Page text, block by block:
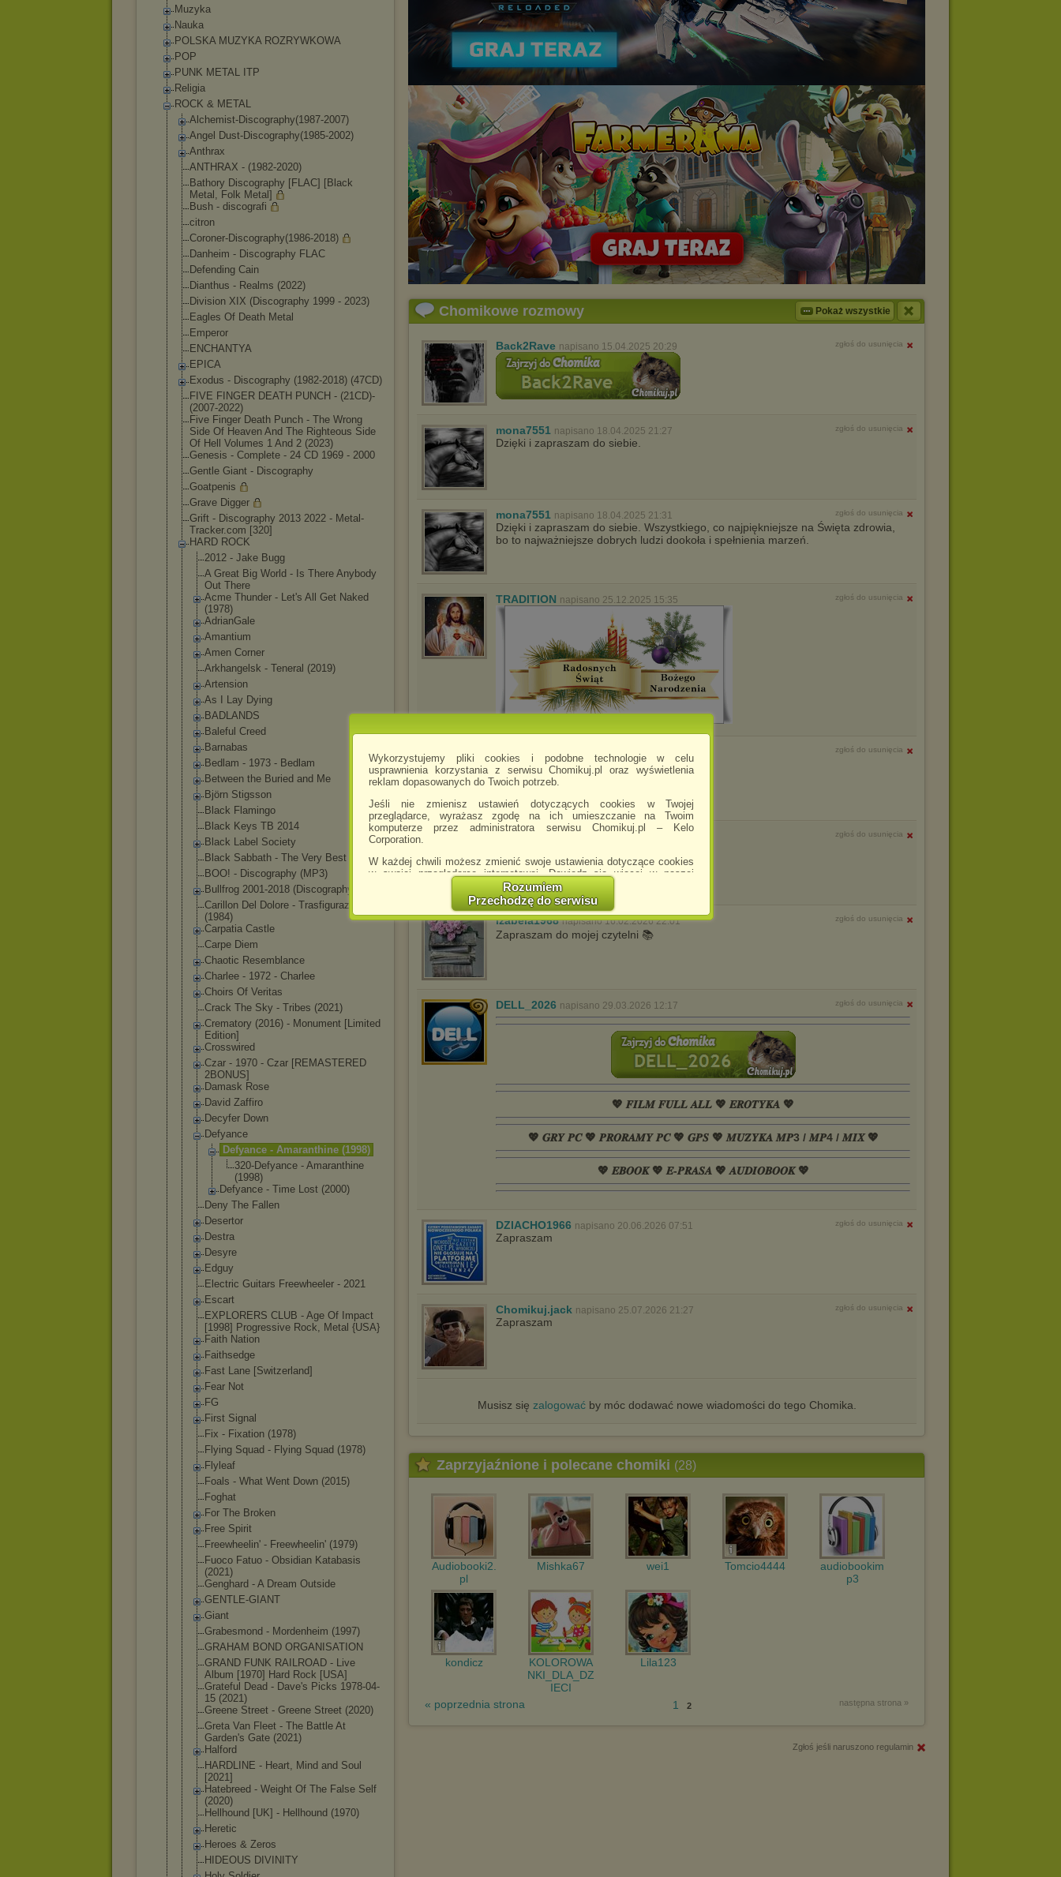
Wykorzystujemy pliki cookies i podobne technologie w celu
usprawnienia korzystania z serwisu Chomikuj.pl oraz wyświetlenia
reklam dopasowanych do Twoich potrzeb.
Jeśli nie zmienisz ustawień dotyczących cookies w Twojej
przeglądarce, wyrażasz zgodę na ich umieszczanie na Twoim
komputerze przez administratora serwisu Chomikuj.pl – Kelo
Corporation.
W każdej chwili możesz zmienić swoje ustawienia dotyczące cookies
w swojej przeglądarce internetowej. Dowiedz się więcej w naszej
http://chomikuj.pl/PolitykaPrywatnosci.aspx
Jednocześnie informujemy że zmiana ustawień przeglądarki może
spowodować ograniczenie korzystania ze strony Chomikuj.pl.
W przypadku braku twojej zgody na akceptację cookies niestety
prosimy o opuszczenie serwisu chomikuj.pl.
Wykorzystanie plików cookies
marketingowych).
Wyrażenie sprzeciwu spowoduje, że wyświetlana Ci reklama nie
będzie dopasowana do Twoich preferencji, a będzie to reklama
wyświetlona przypadkowo.
Istnieje możliwość zmiany ustawień przeglądarki internetowej w
sposób uniemożliwiający przechowywanie plików cookies na
urządzeniu końcowym. Można również usunąć pliki cookies,
dokonując odpowiednich zmian w ustawieniach przeglądarki
Pełną informację na ten temat znajdziesz pod adresem
http://chomikuj.pl/PolitykaPrywatnosci.aspx.
Rozumiem
Przechodzę do serwisu
Muzyka
Nauka
POLSKA MUZYKA ROZRYWKOWA
POP
PUNK METAL ITP
Religia
ROCK & METAL
Alchemist-Discography(1987-2007)
Angel Dust-Discography(1985-2002)
Anthrax
ANTHRAX - (1982-2020)
Bathory Discography [FLAC] [Black
Metal, Folk Metal]
Bush - discografi
citron
Coroner-Discography(1986-2018)
Danheim - Discography FLAC
Defending Cain
Dianthus - Realms (2022)
Division XIX (Discography 1999 - 2023)
Eagles Of Death Metal
Emperor
ENCHANTYA
EPICA
Exodus - Discography (1982-2018) (47CD)
FIVE FINGER DEATH PUNCH - (21CD)-
(2007-2022)
Five Finger Death Punch - The Wrong
Side Of Heaven And The Righteous Side
Of Hell Volumes 1 And 2 (2023)
Genesis - Complete - 24 CD 1969 - 2000
Gentle Giant - Discography
Goatpenis
Grave Digger
Grift - Discography 2013 2022 - Metal-
Tracker.com [320]
HARD ROCK
2012 - Jake Bugg
A Great Big World - Is There Anybody
Out There
Acme Thunder - Let's All Get Naked
(1978)
AdrianGale
Amantium
Amen Corner
Arkhangelsk - Teneral (2019)
Artension
As I Lay Dying
BADLANDS
Baleful Creed
Barnabas
Bedlam - 1973 - Bedlam
Between the Buried and Me
Björn Stigsson
Black Flamingo
Black Keys TB 2014
Black Label Society
Black Sabbath - The Very Best Of
BOO! - Discography (MP3)
Bullfrog 2001-2018 (Discography)
Carillon Del Dolore - Trasfiguraz
(1984)
Carpatia Castle
Carpe Diem
Chaotic Resemblance
Charlee - 1972 - Charlee
Choirs Of Veritas
Crack The Sky - Tribes (2021)
Crematory (2016) - Monument [Limited
Edition]
Crosswired
Czar - 1970 - Czar [REMASTERED
2BONUS]
Damask Rose
David Zaffiro
Decyfer Down
Defyance
Defyance - Amaranthine (1998)
320-Defyance - Amaranthine
(1998)
Defyance - Time Lost (2000)
Deny The Fallen
Desertor
Destra
Desyre
Edguy
Electric Guitars Freewheeler - 2021
Escart
EXPLORERS CLUB - Age Of Impact
[1998] Progressive Rock, Metal {USA}
Faith Nation
Faithsedge
Fast Lane [Switzerland]
Fear Not
FG
First Signal
Fix - Fixation (1978)
Flying Squad - Flying Squad (1978)
Flyleaf
Foals - What Went Down (2015)
Foghat
For The Broken
Free Spirit
Freewheelin' - Freewheelin' (1979)
Fuoco Fatuo - Obsidian Katabasis
(2021)
Genghard - A Dream Outside
GENTLE-GIANT
Giant
Grabesmond - Mordenheim (1997)
GRAHAM BOND ORGANISATION
GRAND FUNK RAILROAD - Live
Album [1970] Hard Rock [USA]
Grateful Dead - Dave's Picks 1978-04-
15 (2021)
Greene Street - Greene Street (2020)
Greta Van Fleet - The Battle At
Garden's Gate (2021)
Halford
HARDLINE - Heart, Mind and Soul
[2021]
Hatebreed - Weight Of The False Self
(2020)
Hellhound [UK] - Hellhound (1970)
Heretic
Heroes & Zeros
HIDEOUS DIVINITY
Chomikowe rozmowy Pokaż wszystkie
Back2Rave napisano 15.04.2025 20:29 zgłoś do usunięcia
mona7551 napisano 18.04.2025 21:27 zgłoś do usunięcia
Dzięki i zapraszam do siebie.
mona7551 napisano 18.04.2025 21:31 zgłoś do usunięcia
Dzięki i zapraszam do siebie. Wszystkiego, co najpiękniejsze na Święta zdrowia,
bo to najważniejsze dobrych ludzi dookoła i spełnienia marzeń.
TRADITION napisano 25.12.2025 15:35 zgłoś do usunięcia
ZEUS2014 napisano 26.12.2025 19:18 zgłoś do usunięcia
Polecam nowe audiobooki
napisano 30.01.2026 17:48 zgłoś do usunięcia
izabela1968 napisano 16.02.2026 22:01 zgłoś do usunięcia
Zapraszam do mojej czytelni 📚
DELL_2026 napisano 29.03.2026 12:17 zgłoś do usunięcia
💖 𝑭𝑰𝑳𝑴 𝑭𝑼𝑳𝑳 𝑨𝑳𝑳 💖 𝑬𝑹𝑶𝑻𝒀𝑲𝑨 💖
💖 𝑮𝑹𝒀 𝑷𝑪 💖 𝑷𝑹𝑶𝑹𝑨𝑴𝒀 𝑷𝑪 💖 𝑮𝑷𝑺 💖 𝑴𝑼𝒁𝒀𝑲𝑨 𝑴𝑷3 / 𝑴𝑷4 / 𝑴𝑰𝑿 💖
💖 𝑬𝑩𝑶𝑶𝑲 💖 𝑬-𝑷𝑹𝑨𝑺𝑨 💖 𝑨𝑼𝑫𝑰𝑶𝑩𝑶𝑶𝑲 💖
DZIACHO1966 napisano 20.06.2026 07:51 zgłoś do usunięcia
Zapraszam
Chomikuj.jack napisano 25.07.2026 21:27 zgłoś do usunięcia
Zapraszam
Musisz się zalogowaćby móc dodawać nowe wiadomości do tego Chomika.
Zaprzyjaźnione i polecane chomiki (28)
Audiobooki2.
pl
Mishka67 wei1 Tomcio4444
audiobookim
p3
kondicz
KOLOROWA
NKI_DLA_DZ
IECI
Lila123
« poprzednia strona następna strona »
1 2
Zgłoś jeśli naruszono regulamin